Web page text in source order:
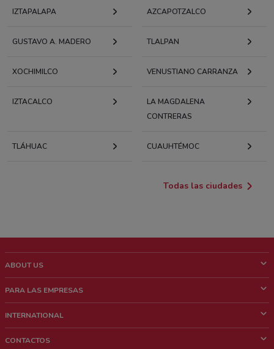
IZTAPALAPA AZCAPOTZALCO
GUSTAVO A. MADERO TLALPAN
XOCHIMILCO VENUSTIANO CARRANZA
IZTACALCO
LA MAGDALENA
CONTRERAS
TLÁHUAC CUAUHTÉMOC
Todas las ciudades
ABOUT US
¿Quiénes Somos?
Trabaja con nosotros
PARA LAS EMPRESAS
Contacto comercial
INTERNATIONAL
CONTACTOS